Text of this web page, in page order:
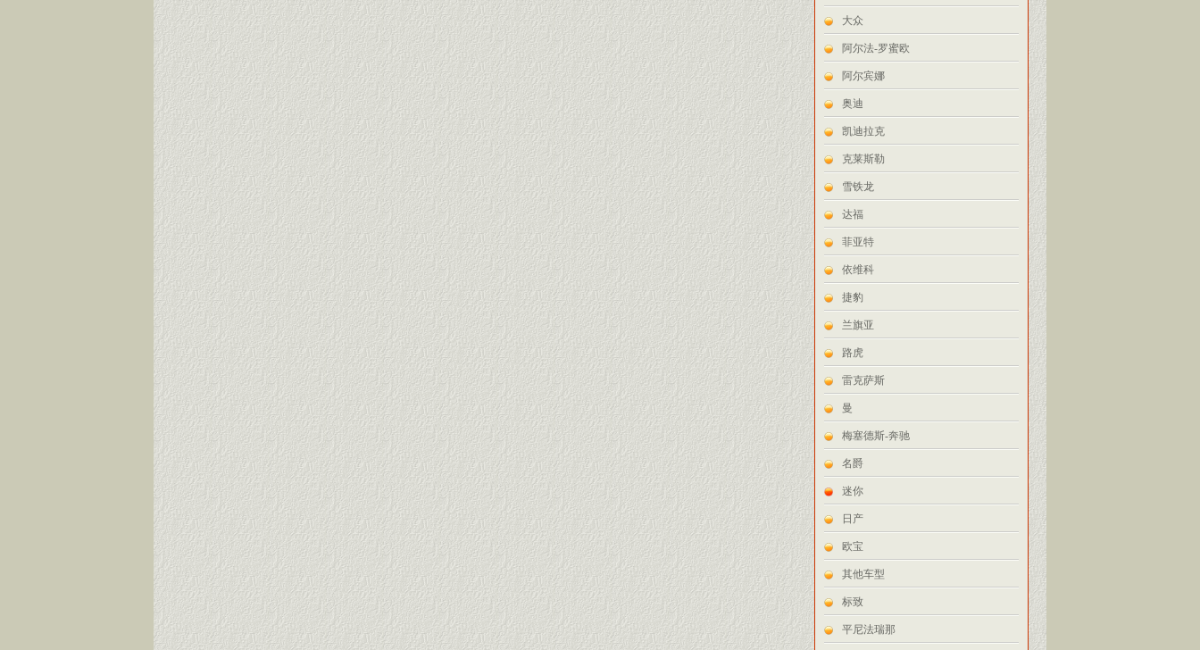
大众
阿尔法-罗蜜欧
阿尔宾娜
奥迪
凯迪拉克
克莱斯勒
雪铁龙
达福
菲亚特
依维科
捷豹
兰旗亚
路虎
雷克萨斯
曼
梅塞德斯-奔驰
名爵
迷你
日产
欧宝
其他车型
标致
平尼法瑞那